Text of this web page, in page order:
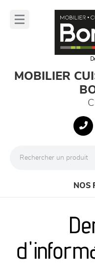
MOBILIER
NOS
canapés et fauteuils
séjours